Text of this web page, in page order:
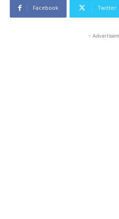
Facebook Twitter
-